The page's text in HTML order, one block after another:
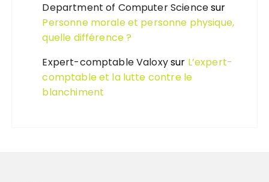
Department of Computer Sciencesur
Personne morale et personne physique,
quelle différence ?
Expert-comptable Valoxysur L’expert-
comptable et la lutte contre le
blanchiment